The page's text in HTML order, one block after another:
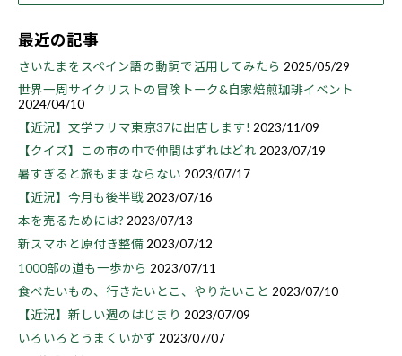
最近の記事
さいたまをスペイン語の動詞で活用してみたら 2025/05/29
世界一周サイクリストの冒険トーク&自家焙煎珈琲イベント
2024/04/10
【近況】文学フリマ東京37に出店します! 2023/11/09
【クイズ】この市の中で仲間はずれはどれ 2023/07/19
暑すぎると旅もままならない 2023/07/17
【近況】今月も後半戦 2023/07/16
本を売るためには? 2023/07/13
新スマホと原付き整備2023/07/12
1000部の道も一歩から 2023/07/11
食べたいもの、行きたいとこ、やりたいこと 2023/07/10
【近況】新しい週のはじまり 2023/07/09
いろいろとうまくいかず 2023/07/07